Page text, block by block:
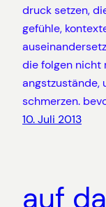
druck setzen,
gefühle,
die folgen nicht
angstzustände,
schmerzen.
10. Juli 2013
auf